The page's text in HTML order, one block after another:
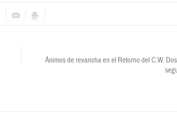
Ánimos de revancha en el Retorno del C.W.